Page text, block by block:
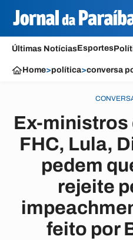
Últimas NotíciasEsportes
Home>política>conversa
Ex-ministros
FHC, Lula,
pedem
rejeite
feito por